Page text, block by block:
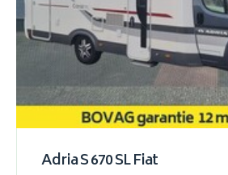
Adria S 670 SL Fiat